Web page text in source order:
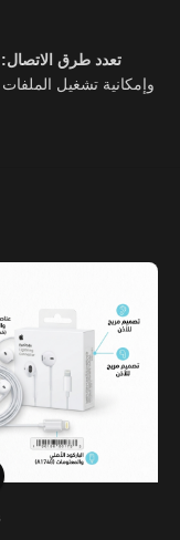
تعدد طرق الاتصال: